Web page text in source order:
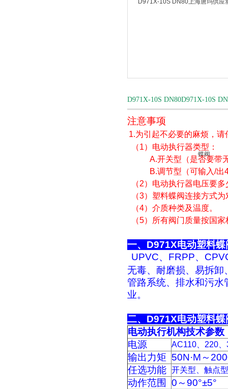
D971X-10S DN80D971X-10S
注意事项
1.为引起不必要的麻烦，
（1）电动执行器类型：
A.开关型（是否要带无
B.调节型（可输入/出
（2）电动执行器电压要多
（3）塑料蝶阀连接方式为
（4）介质种类及温度。
（5）所有阀门质量按国
一、
UPVC、FRPP、
无毒、耐磨损、易拆
管路系统、排水和污水
业。
二、D971X
电动执行机构技术参数
电源
AC110、220
输出力矩 50N·M～
任选功能 开关型、触点
动作范围
0～90°±5°